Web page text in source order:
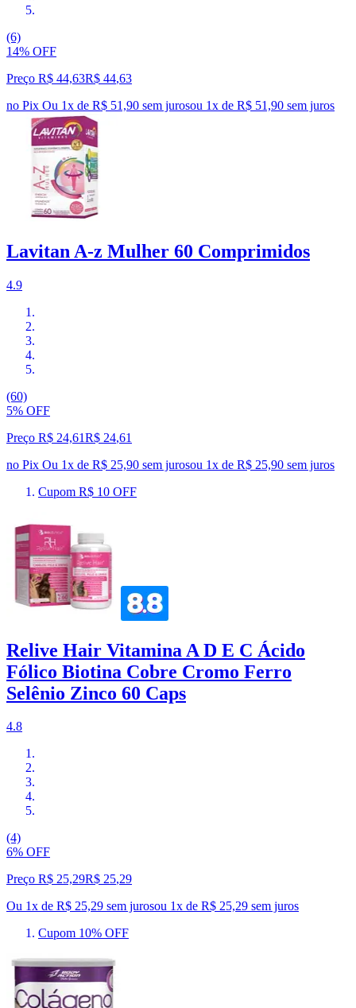
(6)
14% OFF
Preço R$ 44,63R$ 44,63
no Pix Ou 1x de R$ 51,90 sem jurosou 1x de R$ 51,90 sem juros
Lavitan A-z Mulher 60 Comprimidos
4.9
(60)
5% OFF
Preço R$ 24,61R$ 24,61
no Pix Ou 1x de R$ 25,90 sem jurosou 1x de R$ 25,90 sem juros
Cupom R$ 10 OFF
Relive Hair Vitamina A D E C Ácido
Fólico Biotina Cobre Cromo Ferro
Selênio Zinco 60 Caps
4.8
(4)
6% OFF
Preço R$ 25,29R$ 25,29
Ou 1x de R$ 25,29 sem jurosou 1x de R$ 25,29 sem juros
Cupom 10% OFF